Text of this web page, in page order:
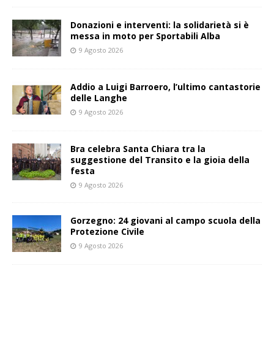
Donazioni e interventi: la solidarietà si è
messa in moto per Sportabili Alba
9 Agosto 2026
Addio a Luigi Barroero, l’ultimo cantastorie
delle Langhe
9 Agosto 2026
Bra celebra Santa Chiara tra la
suggestione del Transito e la gioia della
festa
9 Agosto 2026
Gorzegno: 24 giovani al campo scuola della
Protezione Civile
9 Agosto 2026